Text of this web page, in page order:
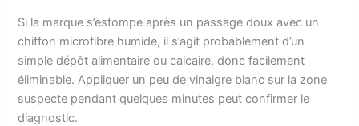
Si la marque s’estompe après un passage doux avec un
chiffon microfibre humide, il s’agit probablement d’un
simple dépôt alimentaire ou calcaire, donc facilement
éliminable. Appliquer un peu de vinaigre blanc sur la zone
suspecte pendant quelques minutes peut confirmer le
diagnostic.